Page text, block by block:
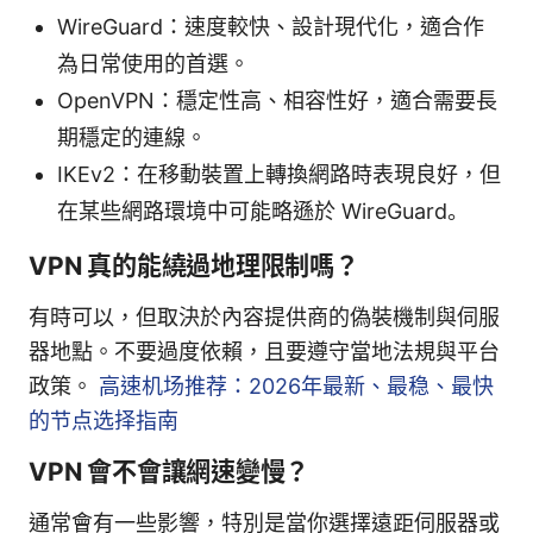
WireGuard：速度較快、設計現代化，適合作
為日常使用的首選。
OpenVPN：穩定性高、相容性好，適合需要長
期穩定的連線。
IKEv2：在移動裝置上轉換網路時表現良好，但
在某些網路環境中可能略遜於 WireGuard。
VPN 真的能繞過地理限制嗎？
有時可以，但取決於內容提供商的偽裝機制與伺服
器地點。不要過度依賴，且要遵守當地法規與平台
政策。 高速机场推荐：2026年最新、最稳、最快
的节点选择指南
VPN 會不會讓網速變慢？
通常會有一些影響，特別是當你選擇遠距伺服器或